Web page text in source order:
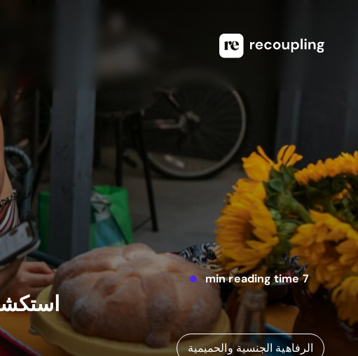
7 min reading time
الرفاهية الجنسية والحميمية